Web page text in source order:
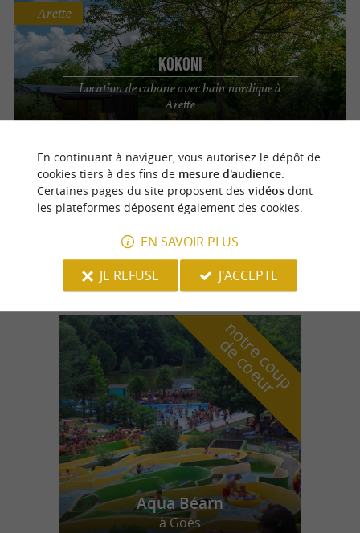
Kokoni
Location de cabane avec bain nordique à
Arette
Arette
Un chalet tout confort avec spa à la Pierre-
Saint-Martin
Arette
n
o
t
r
e
c
o
u
p
d
e
c
o
e
u
r
Aqua Béarn
à Goès
En continuant à naviguer, vous autorisez le dépôt de
cookies tiers à des fins de mesure d'audience.
Certaines pages du site proposent des vidéosdont
les plateformes déposent également des cookies.
EN SAVOIR PLUS
JE REFUSE
J'ACCEPTE